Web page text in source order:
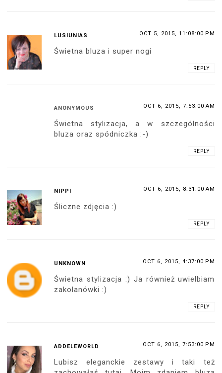
LUSIUNIAS OCT 5, 2015, 11:08:00 PM
Świetna bluza i super nogi
REPLY
ANONYMOUS OCT 6, 2015, 7:53:00 AM
Świetna stylizacja, a w szczególności
bluza oraz spódniczka :-)
REPLY
NIPPI OCT 6, 2015, 8:31:00 AM
Śliczne zdjęcia :)
REPLY
UNKNOWN OCT 6, 2015, 4:37:00 PM
Świetna stylizacja :) Ja również uwielbiam
zakolanówki :)
REPLY
ADDELEWORLD OCT 6, 2015, 7:53:00 PM
Lubisz eleganckie zestawy i taki też